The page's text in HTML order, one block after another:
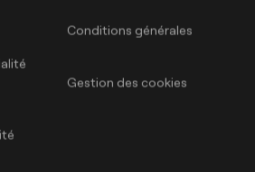
Conditions générales
Gestion des cookies